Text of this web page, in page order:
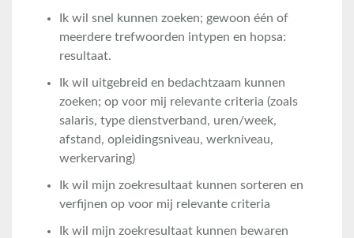
Ik wil snel kunnen zoeken; gewoon één of
meerdere trefwoorden intypen en hopsa:
resultaat.
Ik wil uitgebreid en bedachtzaam kunnen
zoeken; op voor mij relevante criteria (zoals
salaris, type dienstverband, uren/week,
afstand, opleidingsniveau, werkniveau,
werkervaring)
Ik wil mijn zoekresultaat kunnen sorteren en
verfijnen op voor mij relevante criteria
Ik wil mijn zoekresultaat kunnen bewaren